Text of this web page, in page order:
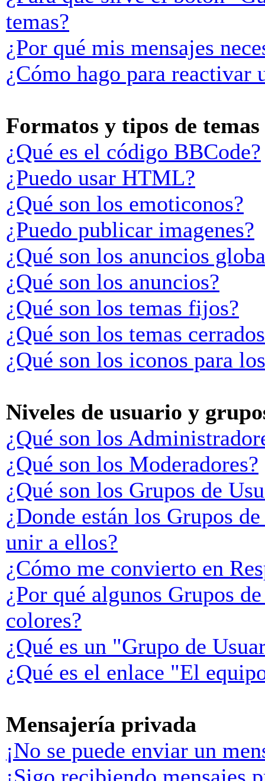
temas?
¿Por qué mis mensajes
¿Cómo hago para reactivar
Formatos y tipos de temas
¿Qué es el código BBCode?
¿Puedo usar HTML?
¿Qué son los emoticonos?
¿Puedo publicar imagenes?
¿Qué son los anuncios
¿Qué son los anuncios?
¿Qué son los temas fijos?
¿Qué son los temas
¿Qué son los iconos para
Niveles de usuario y
¿Qué son los
¿Qué son los Moderadores?
¿Qué son los Grupos de
¿Donde están los Grupos
unir a ellos?
¿Cómo me convierto en
¿Por qué algunos Grupos
colores?
¿Qué es un "Grupo de
¿Qué es el enlace "El
Mensajería privada
¡No se puede enviar un